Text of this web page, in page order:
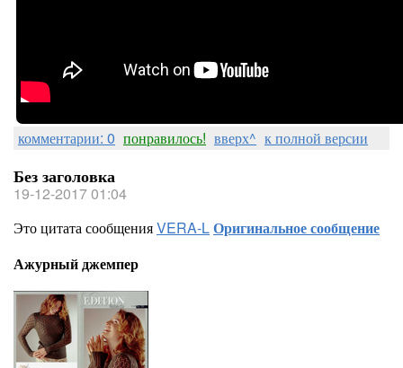
комментарии: 0 понравилось! вверх^ к полной версии
Без заголовка
19-12-2017 01:04
Это цитата сообщенияVERA-LОригинальное сообщение
Ажурный джемпер